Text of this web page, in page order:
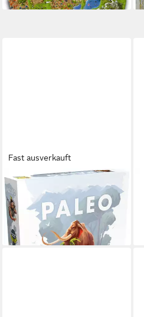
Fast ausverkauft
ASMODEE
Spiel Paleo, Abenteuerspiel
ab 54,79 €
lieferbar - in 3-4 Werktagen bei dir